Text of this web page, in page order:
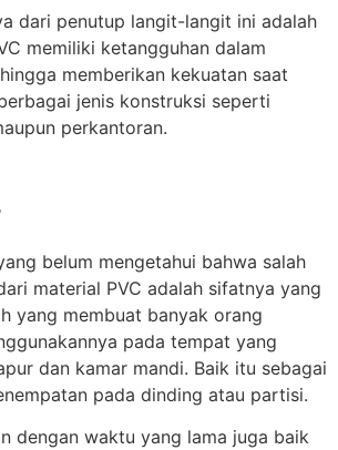
dari penutup langit-langit ini adalah
memiliki ketangguhan dalam
memberikan kekuatan saat
jenis konstruksi seperti
perkantoran.
belum mengetahui bahwa salah
material PVC adalah sifatnya yang
yang membuat banyak orang
pada tempat yang
dan kamar mandi. Baik itu sebagai
pada dinding atau partisi.
dengan waktu yang lama juga baik